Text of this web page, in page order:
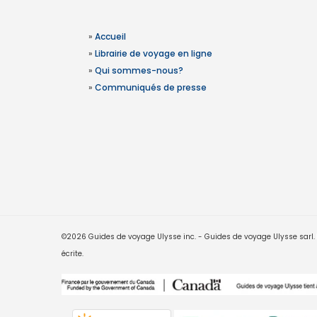
» Accueil
» Librairie de voyage en ligne
» Qui sommes-nous?
» Communiqués de presse
©2026 Guides de voyage Ulysse inc. - Guides de voyage Ulysse
écrite.